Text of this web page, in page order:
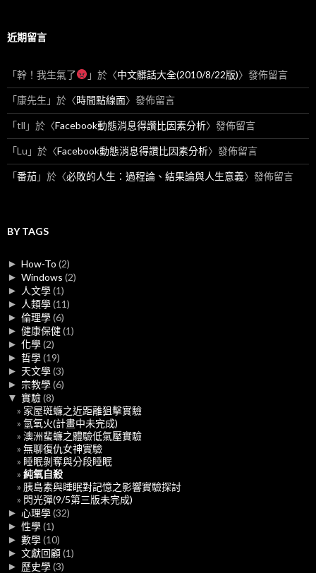
近期留言
「幹！我生氣了 」於〈中文髒話大全(2010/8/22版)〉發佈留言
「康先生 」於〈時間點線面〉發佈留言
「tll 」於〈Facebook動態消息得讚比因素分析〉發佈留言
「Lu 」於〈Facebook動態消息得讚比因素分析〉發佈留言
「番茄」於〈必敗的人生：過程論、結果論與人生意義〉發佈留言
BY TAGS
► How-To (2)
► Windows (2)
► 人文學(1)
► 人類學(11)
► 倫理學(6)
► 健康保健(1)
► 化學(2)
► 哲學(19)
► 天文學(3)
► 宗教學(6)
▼ 實驗(8)
家屋斑蠊之近距離狙擊實驗
氫氧火(計畫中未完成)
澳洲蜚蠊之體驗低氣壓實驗
無聊復仇女神實驗
睡眠剝奪與分段睡眠
純氧自殺
胰島素與睡眠對記憶之影響實驗探討
閃光彈(9/5第三版未完成)
► 心理學(32)
► 性學(1)
► 數學(10)
► 文獻回顧(1)
► 歷史學(3)